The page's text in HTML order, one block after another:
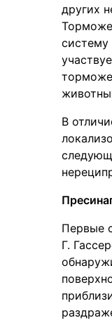
других
систему
В
Первые
Г.